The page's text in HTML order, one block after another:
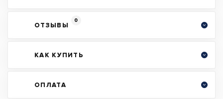
ОТЗЫВЫ
0
КАК КУПИТЬ
ОПЛАТА